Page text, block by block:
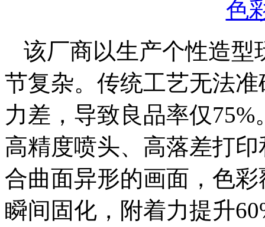
该厂商以生产个性造型
节复杂。传统工艺无法
力差，导致良品率仅75%
高精度喷头、高落差打
合曲面异形的画面，色
瞬间固化，附着力提升